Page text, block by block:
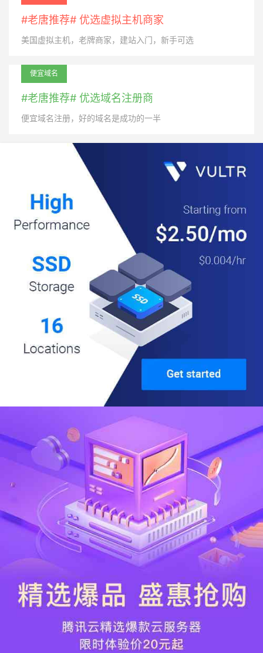
#老唐推荐# 优选虚拟主机商家
美国虚拟主机，老牌商家，建站入门，新手可选
便宜域名
#老唐推荐# 优选域名注册商
便宜域名注册，好的域名是成功的一半